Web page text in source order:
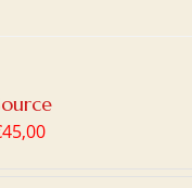
45,00